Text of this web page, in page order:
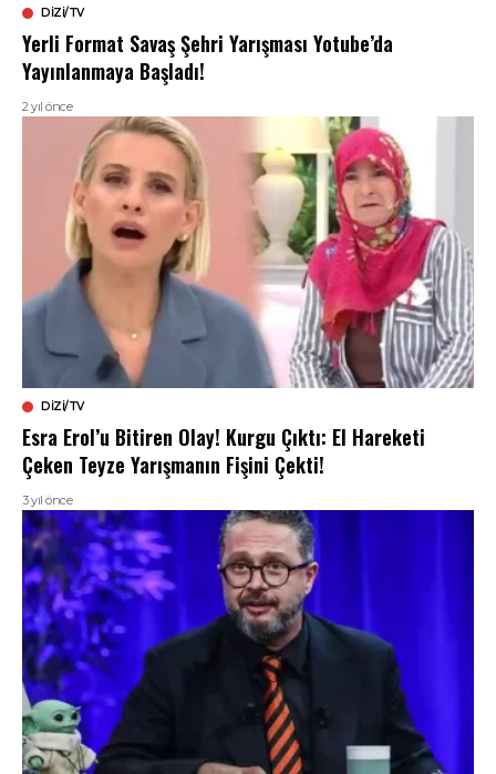
DIZI/TV
Yerli Format Savaş Şehri Yarışması Yotube’da
Yayınlanmaya Başladı!
2 yıl önce
DIZI/TV
Esra Erol’u Bitiren Olay! Kurgu Çıktı: El Hareketi
Çeken Teyze Yarışmanın Fişini Çekti!
3 yıl önce